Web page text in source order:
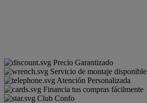
Precio Garantizado
Servicio de montaje disponible
Atención Personalizada
Financia tus compras fácilmente
Club Confo